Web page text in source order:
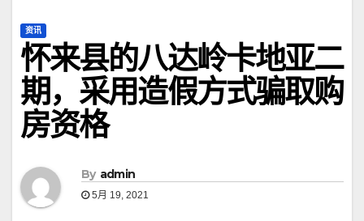
资讯
怀来县的八达岭卡地亚二
期，采用造假方式骗取购
房资格
By admin
5月 19, 2021